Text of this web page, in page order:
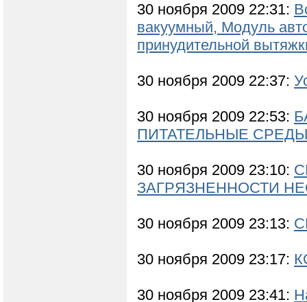
30 ноября 2009 22:31:
вакуумный, Модуль
принудительной
30 ноября 2009 22:37:
30 ноября 2009 22:53:
ПИТАТЕЛЬНЫЕ
30 ноября 2009 23:10:
ЗАГРЯЗНЕННОСТИ
30 ноября 2009 23:13:
30 ноября 2009 23:17:
30 ноября 2009 23:41: